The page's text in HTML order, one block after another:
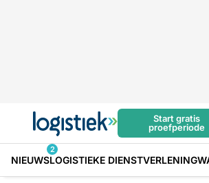
Start gratis
proefperiode
NIEUWS
2
LOGISTIEKE DIENSTVERLENING